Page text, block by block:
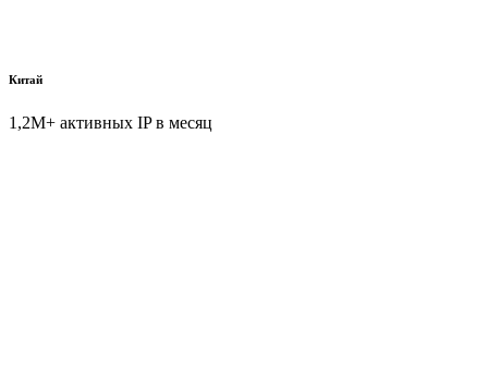
Китай
1,2M+ активных IP в месяц